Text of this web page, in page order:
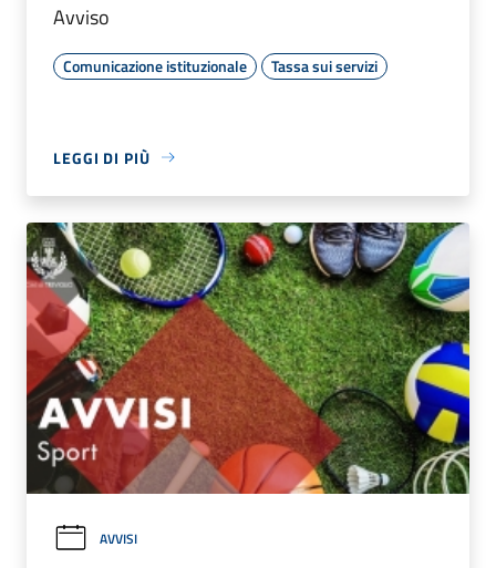
Avviso
Comunicazione istituzionale Tassa sui servizi
LEGGI DI PIÙ
AVVISI